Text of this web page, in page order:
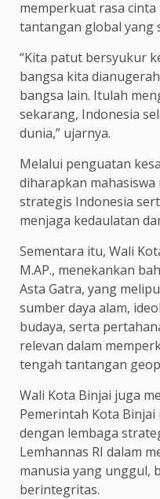
memperkuat rasa
tantangan global yang
“Kita patut bersyukur
bangsa kita
bangsa lain. Itulah
sekarang, Indonesia
dunia,” ujarnya.
Melalui penguatan
diharapkan
strategis Indonesia
menjaga kedaulatan
Sementara itu, Wali
M.AP., menekankan
Asta Gatra, yang
sumber daya alam,
budaya, serta
relevan dalam
tengah tantangan
Wali Kota Binjai juga
Pemerintah Kota
dengan lembaga
Lemhannas RI dalam
manusia yang unggul,
berintegritas.